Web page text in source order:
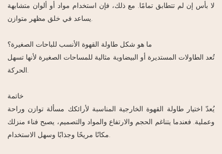
لا بأس إن لم تتطابق تمامًا. مع ذلك، فإن استخدام مواد أو ألوان متشابهة
ما هو شكل طاولة القهوة الأنسب للباحات الصغيرة؟
تُعد الطاولات المستديرة أو البيضاوية مثالية للمساحات الصغيرة لأنها تسهل
خاتمة
يُعدّ اختيار طاولة القهوة الخارجية المناسبة لأرائكك مسألة توازن وراحة
وعملية. فعندما يتناغم الحجم والارتفاع والمواد والتصميم، يصبح فناء منزلك